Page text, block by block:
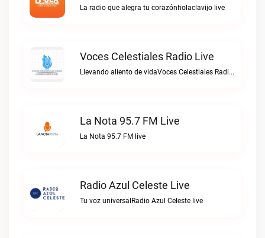
La radio que alegra tu corazónholaclavijo live
Voces Celestiales Radio Live
Llevando aliento de vidaVoces Celestiales Radio live
La Nota 95.7 FM Live
La Nota 95.7 FM live
Radio Azul Celeste Live
Tu voz universalRadio Azul Celeste live